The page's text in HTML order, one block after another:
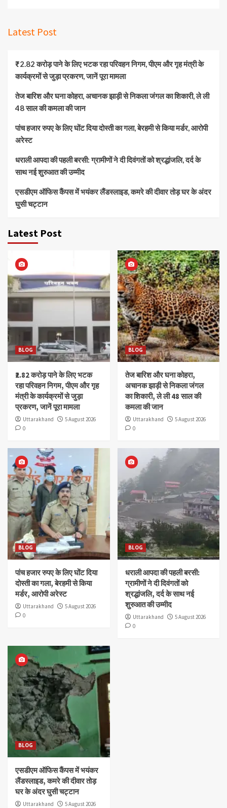
Latest Post
₹2.82 करोड़ पाने के लिए भटक रहा परिवहन निगम, पीएम और गृह मंत्री के
कार्यक्रमों से जुड़ा प्रकरण, जानें पूरा मामला
तेज बारिश और घना कोहरा, अचानक झाड़ी से निकला जंगल का शिकारी, ले ली
48 साल की कमला की जान
पांच हजार रुपए के लिए घोंट दिया दोस्ती का गला, बेरहमी से किया मर्डर, आरोपी
अरेस्ट
धराली आपदा की पहली बरसी: ग्रामीणों ने दी दिवंगतों को श्रद्धांजलि, दर्द के
साथ नई शुरुआत की उम्मीद
एसडीएम ऑफिस कैंपस में भयंकर लैंडस्लाइड, कमरे की दीवार तोड़ घर के अंदर
घुसी चट्टान
Latest Post
BLOG
₹2.82 करोड़ पाने के लिए भटक
रहा परिवहन निगम, पीएम और गृह
मंत्री के कार्यक्रमों से जुड़ा
प्रकरण, जानें पूरा मामला
Uttarakhand
5 August 2026
0
BLOG
तेज बारिश और घना कोहरा,
अचानक झाड़ी से निकला जंगल
का शिकारी, ले ली 48 साल की
कमला की जान
Uttarakhand
5 August 2026
0
BLOG
पांच हजार रुपए के लिए घोंट दिया
दोस्ती का गला, बेरहमी से किया
मर्डर, आरोपी अरेस्ट
Uttarakhand
5 August 2026
0
BLOG
धराली आपदा की पहली बरसी:
ग्रामीणों ने दी दिवंगतों को
श्रद्धांजलि, दर्द के साथ नई
शुरुआत की उम्मीद
Uttarakhand
5 August 2026
0
BLOG
एसडीएम ऑफिस कैंपस में भयंकर
लैंडस्लाइड, कमरे की दीवार तोड़
घर के अंदर घुसी चट्टान
Uttarakhand 5 August 2026